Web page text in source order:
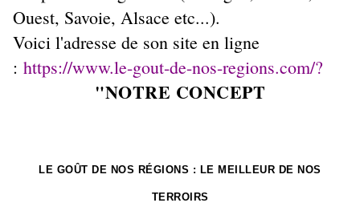
Ouest, Savoie, Alsace etc...).
Voici l'adresse de son site en ligne
: https://www.le-gout-de-nos-regions.com/?
"NOTRE CONCEPT
LE GOÛT DE NOS RÉGIONS : LE MEILLEUR DE NOS
TERROIRS